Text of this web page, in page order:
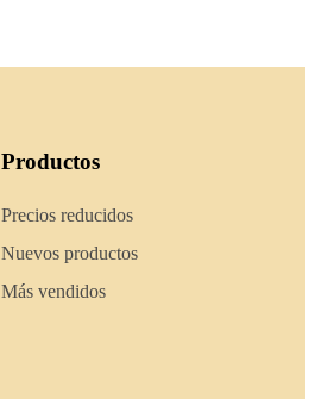
Productos
Precios reducidos
Nuevos productos
Más vendidos